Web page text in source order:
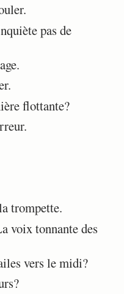
pas de
flottante?
trompette.
voix tonnante des
vers le midi?